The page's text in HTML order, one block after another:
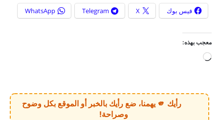
فيس بوك X
Telegram
WhatsApp
معجب بهذه:
ي
رأيك 🫵 يهمنا، ضع رأيك بالخبر أو الموقع بكل وضوح
وصراحة!